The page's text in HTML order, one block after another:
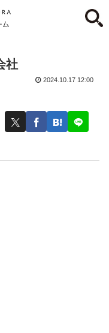
社
2024.10.17 12:00